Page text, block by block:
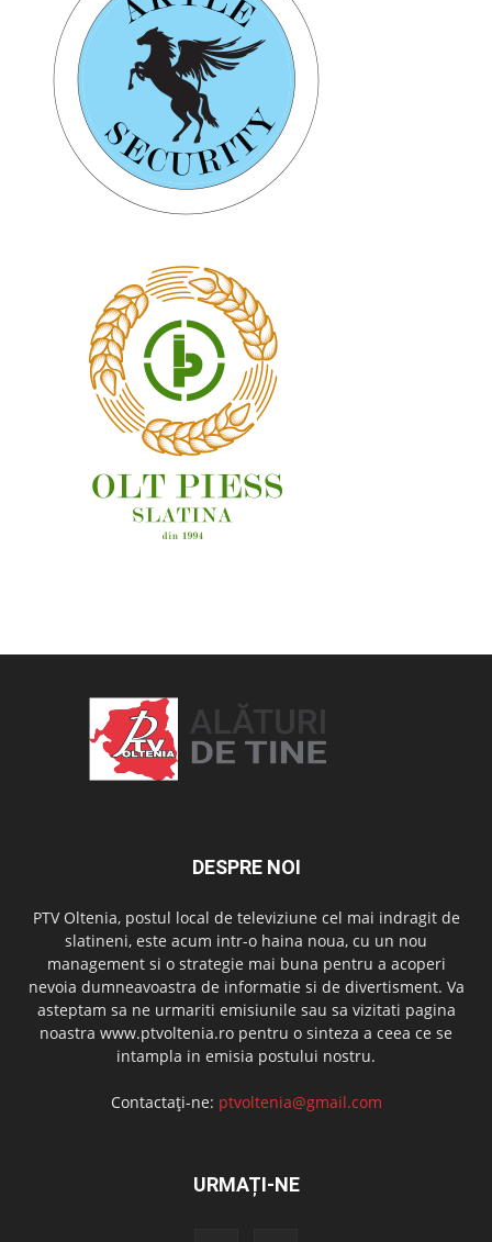
DESPRE NOI
PTV Oltenia, postul local de televiziune cel mai indragit de
slatineni, este acum intr-o haina noua, cu un nou
management si o strategie mai buna pentru a acoperi
nevoia dumneavoastra de informatie si de divertisment. Va
asteptam sa ne urmariti emisiunile sau sa vizitati pagina
noastra www.ptvoltenia.ro pentru o sinteza a ceea ce se
intampla in emisia postului nostru.
Contactați-ne: ptvoltenia@gmail.com
URMAȚI-NE